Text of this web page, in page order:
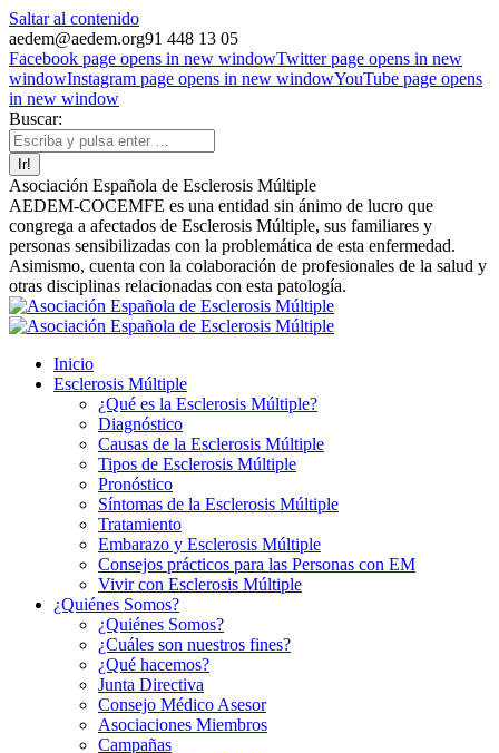
Saltar al contenido
aedem@aedem.org91 448 13 05
Facebook page opens in new windowTwitter page opens in new
windowInstagram page opens in new windowYouTube page opens
in new window
Buscar:
Asociación Española de Esclerosis Múltiple
AEDEM-COCEMFE es una entidad sin ánimo de lucro que
congrega a afectados de Esclerosis Múltiple, sus familiares y
personas sensibilizadas con la problemática de esta enfermedad.
Asimismo, cuenta con la colaboración de profesionales de la salud y
otras disciplinas relacionadas con esta patología.
Inicio
Esclerosis Múltiple
¿Qué es la Esclerosis Múltiple?
Diagnóstico
Causas de la Esclerosis Múltiple
Tipos de Esclerosis Múltiple
Pronóstico
Síntomas de la Esclerosis Múltiple
Tratamiento
Embarazo y Esclerosis Múltiple
Consejos prácticos para las Personas con EM
Vivir con Esclerosis Múltiple
¿Quiénes Somos?
¿Quiénes Somos?
¿Cuáles son nuestros fines?
¿Qué hacemos?
Junta Directiva
Consejo Médico Asesor
Asociaciones Miembros
Campañas